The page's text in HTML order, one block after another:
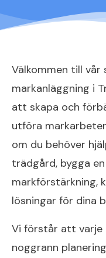
Välkommen till
markanläggning i
att skapa och
utföra
om du behöver
trädgård, bygga
markförstärkning,
lösningar för dina
Vi förstår att varje
noggrann